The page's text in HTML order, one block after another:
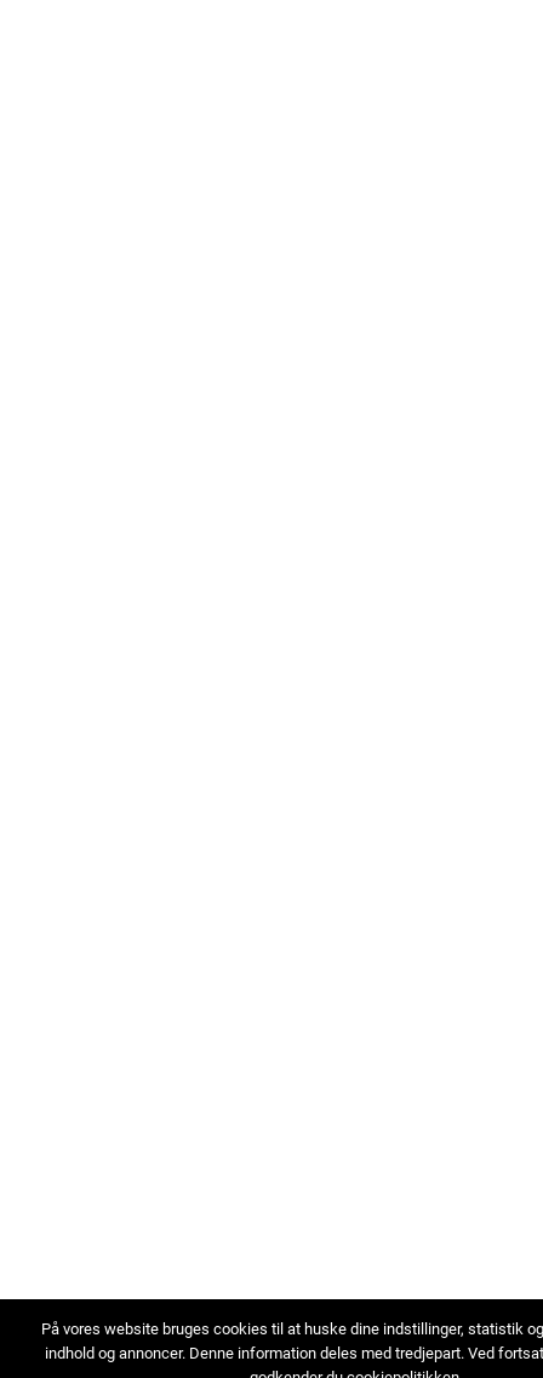
På vores website bruges cookies til at huske dine indstillinger, statistik
indhold og annoncer. Denne information deles med tredjepart. Ved